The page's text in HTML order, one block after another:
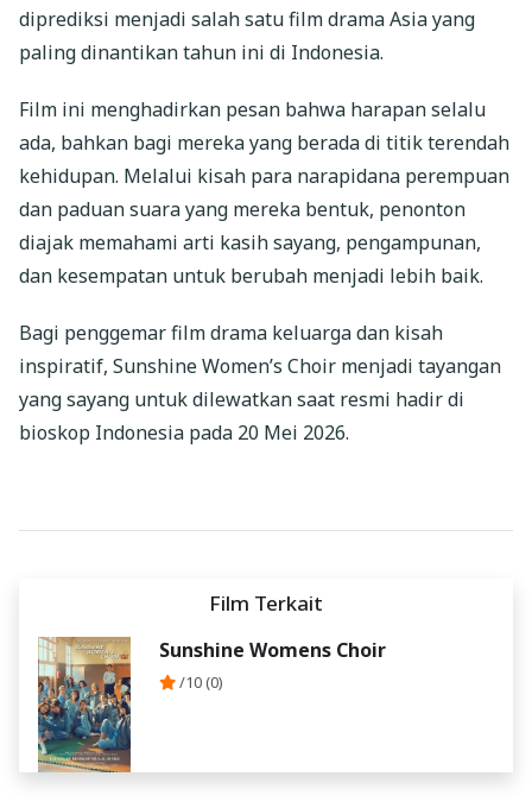
diprediksi menjadi salah satu film drama Asia yang
paling dinantikan tahun ini di Indonesia.
Film ini menghadirkan pesan bahwa harapan selalu
ada, bahkan bagi mereka yang berada di titik terendah
kehidupan. Melalui kisah para narapidana perempuan
dan paduan suara yang mereka bentuk, penonton
diajak memahami arti kasih sayang, pengampunan,
dan kesempatan untuk berubah menjadi lebih baik.
Bagi penggemar film drama keluarga dan kisah
inspiratif, Sunshine Women’s Choir menjadi tayangan
yang sayang untuk dilewatkan saat resmi hadir di
bioskop Indonesia pada 20 Mei 2026.
Film Terkait
Sunshine Womens Choir
/10 (0)